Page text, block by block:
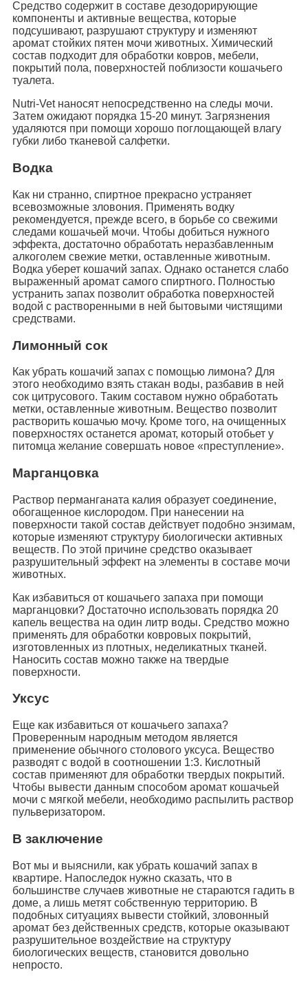
Средство содержит в составе дезодорирующие
компоненты и активные вещества, которые
подсушивают, разрушают структуру и изменяют
аромат стойких пятен мочи животных. Химический
состав подходит для обработки ковров, мебели,
покрытий пола, поверхностей поблизости кошачьего
туалета.
Nutri-Vet наносят непосредственно на следы мочи.
Затем ожидают порядка 15-20 минут. Загрязнения
удаляются при помощи хорошо поглощающей влагу
губки либо тканевой салфетки.
Водка
Как ни странно, спиртное прекрасно устраняет
всевозможные зловония. Применять водку
рекомендуется, прежде всего, в борьбе со свежими
следами кошачьей мочи. Чтобы добиться нужного
эффекта, достаточно обработать неразбавленным
алкоголем свежие метки, оставленные животным.
Водка уберет кошачий запах. Однако останется слабо
выраженный аромат самого спиртного. Полностью
устранить запах позволит обработка поверхностей
водой с растворенными в ней бытовыми чистящими
средствами.
Лимонный сок
Как убрать кошачий запах с помощью лимона? Для
этого необходимо взять стакан воды, разбавив в ней
сок цитрусового. Таким составом нужно обработать
метки, оставленные животным. Вещество позволит
растворить кошачью мочу. Кроме того, на очищенных
поверхностях останется аромат, который отобьет у
питомца желание совершать новое «преступление».
Марганцовка
Раствор перманганата калия образует соединение,
обогащенное кислородом. При нанесении на
поверхности такой состав действует подобно энзимам,
которые изменяют структуру биологически активных
веществ. По этой причине средство оказывает
разрушительный эффект на элементы в составе мочи
животных.
Как избавиться от кошачьего запаха при помощи
марганцовки? Достаточно использовать порядка 20
капель вещества на один литр воды. Средство можно
применять для обработки ковровых покрытий,
изготовленных из плотных, неделикатных тканей.
Наносить состав можно также на твердые
поверхности.
Уксус
Еще как избавиться от кошачьего запаха?
Проверенным народным методом является
применение обычного столового уксуса. Вещество
разводят с водой в соотношении 1:3. Кислотный
состав применяют для обработки твердых покрытий.
Чтобы вывести данным способом аромат кошачьей
мочи с мягкой мебели, необходимо распылить раствор
пульверизатором.
В заключение
Вот мы и выяснили, как убрать кошачий запах в
квартире. Напоследок нужно сказать, что в
большинстве случаев животные не стараются гадить в
доме, а лишь метят собственную территорию. В
подобных ситуациях вывести стойкий, зловонный
аромат без действенных средств, которые оказывают
разрушительное воздействие на структуру
биологических веществ, становится довольно
непросто.